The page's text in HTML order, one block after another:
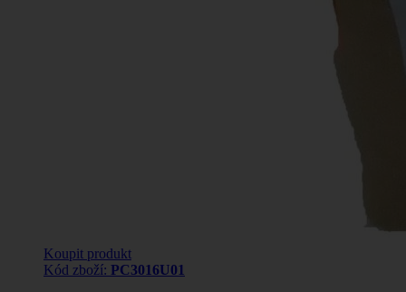
Koupit produkt
Kód zboží: PC3016U01